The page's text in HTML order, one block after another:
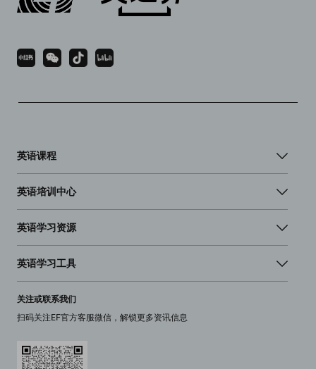
英语课程
英语培训中心
英语学习资源
英语学习工具
关注或联系我们
扫码关注EF官方客服微信，解锁更多资讯信息